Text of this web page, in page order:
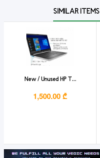
SIMILAR ITEMS
New / Unused HP T...
1,500.00 ₾